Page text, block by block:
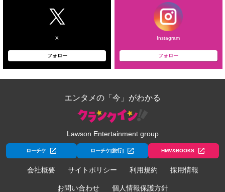
X
フォロー
Instagram
フォロー
エンタメの「今」がわかる
Lawson Entertainment group
ローチケ ローチケ[旅行] HMV&BOOKS
会社概要 サイトポリシー 利用規約 採用情報
お問い合わせ 個人情報保護方針